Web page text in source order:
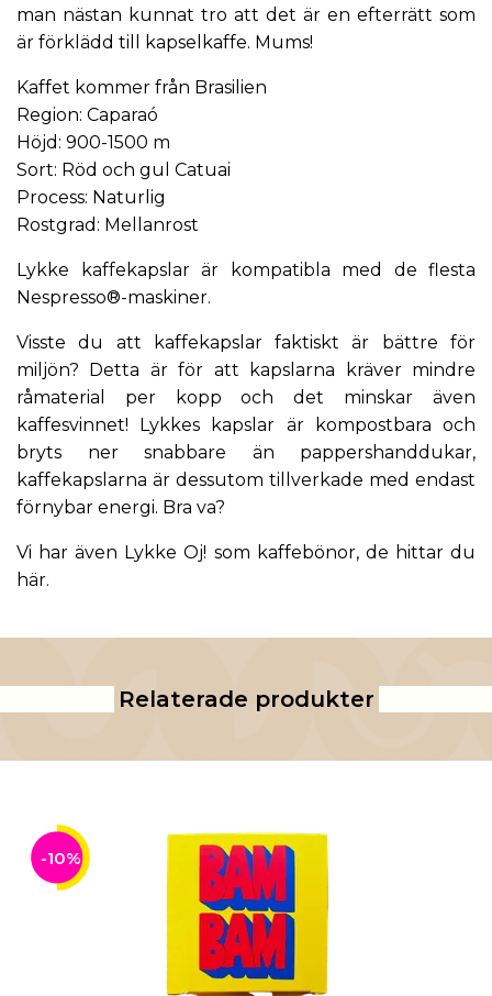
man nästan kunnat tro att det är en efterrätt som
är förklädd till kapselkaffe. Mums!
Kaffet kommer från Brasilien
Region: Caparaó
Höjd: 900-1500 m
Sort: Röd och gul Catuai
Process: Naturlig
Rostgrad: Mellanrost
Lykke kaffekapslar är kompatibla med de flesta
Nespresso®-maskiner.
Visste du att kaffekapslar faktiskt är bättre för
miljön? Detta är för att kapslarna kräver mindre
råmaterial per kopp och det minskar även
kaffesvinnet!
Lykkes kapslar är kompostbara och
bryts ner snabbare än pappershanddukar,
kaffekapslarna är dessutom tillverkade med endast
förnybar energi. Bra va?
Vi har även Lykke Oj! som kaffebönor, de hittar du
här.
Relaterade produkter
-10%